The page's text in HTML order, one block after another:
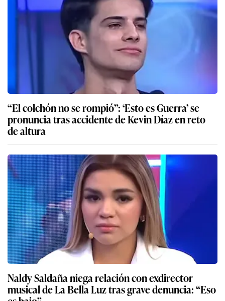
“El colchón no se rompió”: ‘Esto es Guerra’ se
pronuncia tras accidente de Kevin Díaz en reto
de altura
Naldy Saldaña niega relación con exdirector
musical de La Bella Luz tras grave denuncia: “Eso